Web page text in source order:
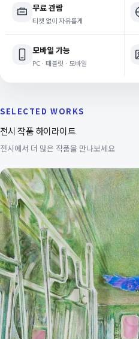
무료 관람
티켓 없이 자유롭게
모바일 가능
PC · 태블릿 · 모바일
SELECTED WORKS
전시 작품 하이라이트
전시에서 더 많은 작품을 만나보세요